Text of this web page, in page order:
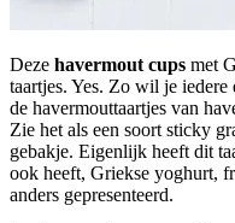
Deze havermout cups met
taartjes. Yes. Zo wil je
de havermouttaartjes van
Zie het als een soort sticky
gebakje. Eigenlijk heeft dit
ook heeft, Griekse yoghurt,
anders gepresenteerd.